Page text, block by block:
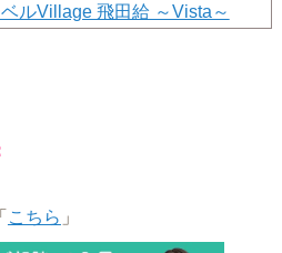
ルVillage 飛田給 ～Vista～
こちら 」